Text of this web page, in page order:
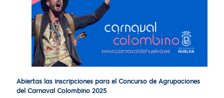
Abiertas las inscripciones para el Concurso de Agrupaciones
del Carnaval Colombino 2025